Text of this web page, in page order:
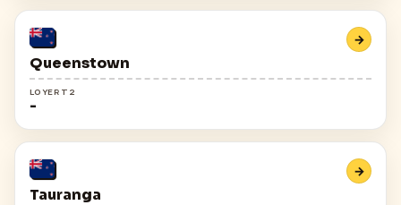
Queenstown
→
LOYER T2
-
Tauranga
→